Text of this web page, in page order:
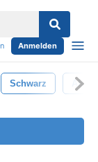
Anmelden
Schwarz